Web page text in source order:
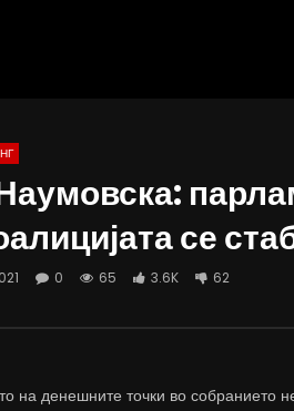
Деспотовски: Мала, паметна и
флексибилна држава треба да се
се
0 65 3.6K 62
на денешните точки во собранието